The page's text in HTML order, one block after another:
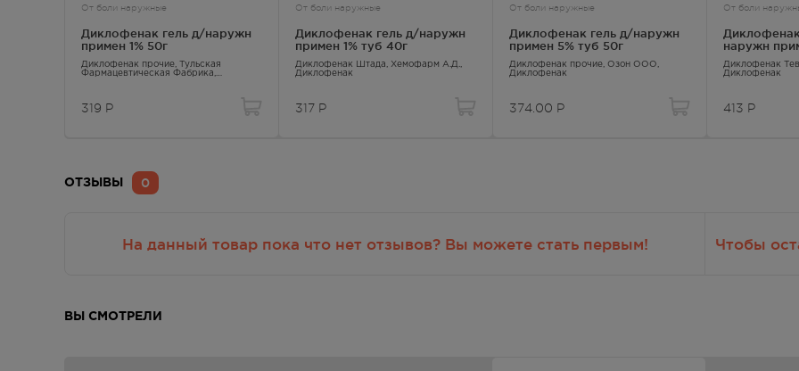
От боли наружные
Диклофенак гель д/наружн
примен 1% 50г
Диклофенак прочие, Тульская
Фармацевтическая Фабрика,
319 Р
От боли наружные
Диклофенак гель д/наружн
примен 1% туб 40г
Диклофенак Штада , Хемофарм А.Д.,
Диклофенак
317 Р
От боли наружные
Диклофенак гель д/наружн
примен 5% туб 50г
Диклофенак прочие, Озон ООО,
Диклофенак
374.00 Р
От боли
наружн
Диклофенак
Диклофенак
413 Р
0
ОТЗЫВЫ
Чтобы
На данный товар пока что нет отзывов? Вы можете стать первым!
ВЫ СМОТРЕЛИ